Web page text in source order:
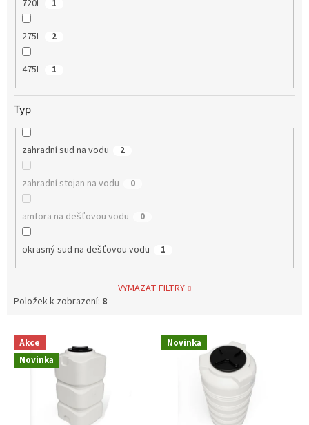
720L 1
275L 2
475L 1
Typ
zahradní sud na vodu 2
zahradní stojan na vodu 0
amfora na dešťovou vodu 0
okrasný sud na dešťovou vodu 1
VYMAZAT FILTRY
Položek k zobrazení: 8
V
p
Akce
Novinka
Novinka